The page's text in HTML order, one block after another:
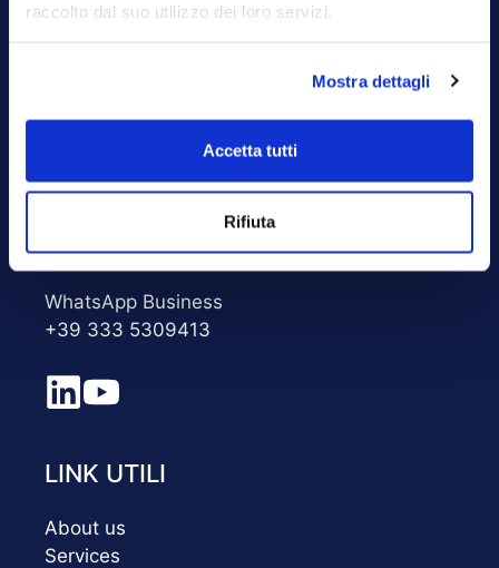
raccolto dal suo utilizzo dei loro servizi.
Mostra dettagli
Accetta tutti
Rifiuta
ECOGEO srl
Legal and Operational Headquarters
f +39 0332 328063
WhatsApp Business
+39 333 5309413
LINK UTILI
About us
Services